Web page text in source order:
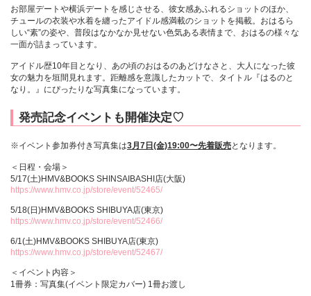
お部屋デートや横浜デートを感じさせる、彼女感あふれるショットのほか、
チュールの衣装や水着を纏ったアイドル感満載のショットを掲載。おはるら
しい“素”の姿や、普段はなかなか見せない色気ある表情まで、おはるの様々な
一面が詰まっています。
アイドル歴10年目となり、あの頃のおはるのあどけなさと、大人になった彼
女の魅力を垣間見れます。距離感を意識したカットで、タイトル『はるのと
なり。』にぴったりな写真集になっています。
発売記念イベントも開催決定♡
※イベント参加券付き写真集は3月7日(金)19:00〜先着販売となります。
＜日程・会場＞
5/17(土)HMV&BOOKS SHINSAIBASHI店(大阪)
https://www.hmv.co.jp/store/event/52465/
5/18(日)HMV&BOOKS SHIBUYA店(東京)
https://www.hmv.co.jp/store/event/52466/
6/1(土)HMV&BOOKS SHIBUYA店(東京)
https://www.hmv.co.jp/store/event/52467/
＜イベント内容＞
1冊券：写真集(イベント限定カバー) 1冊お渡し